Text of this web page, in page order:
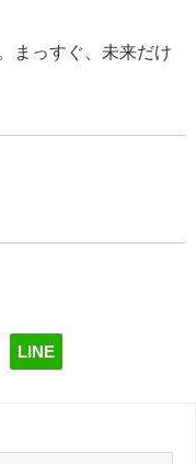
まっすぐ、未来だけ
LINE